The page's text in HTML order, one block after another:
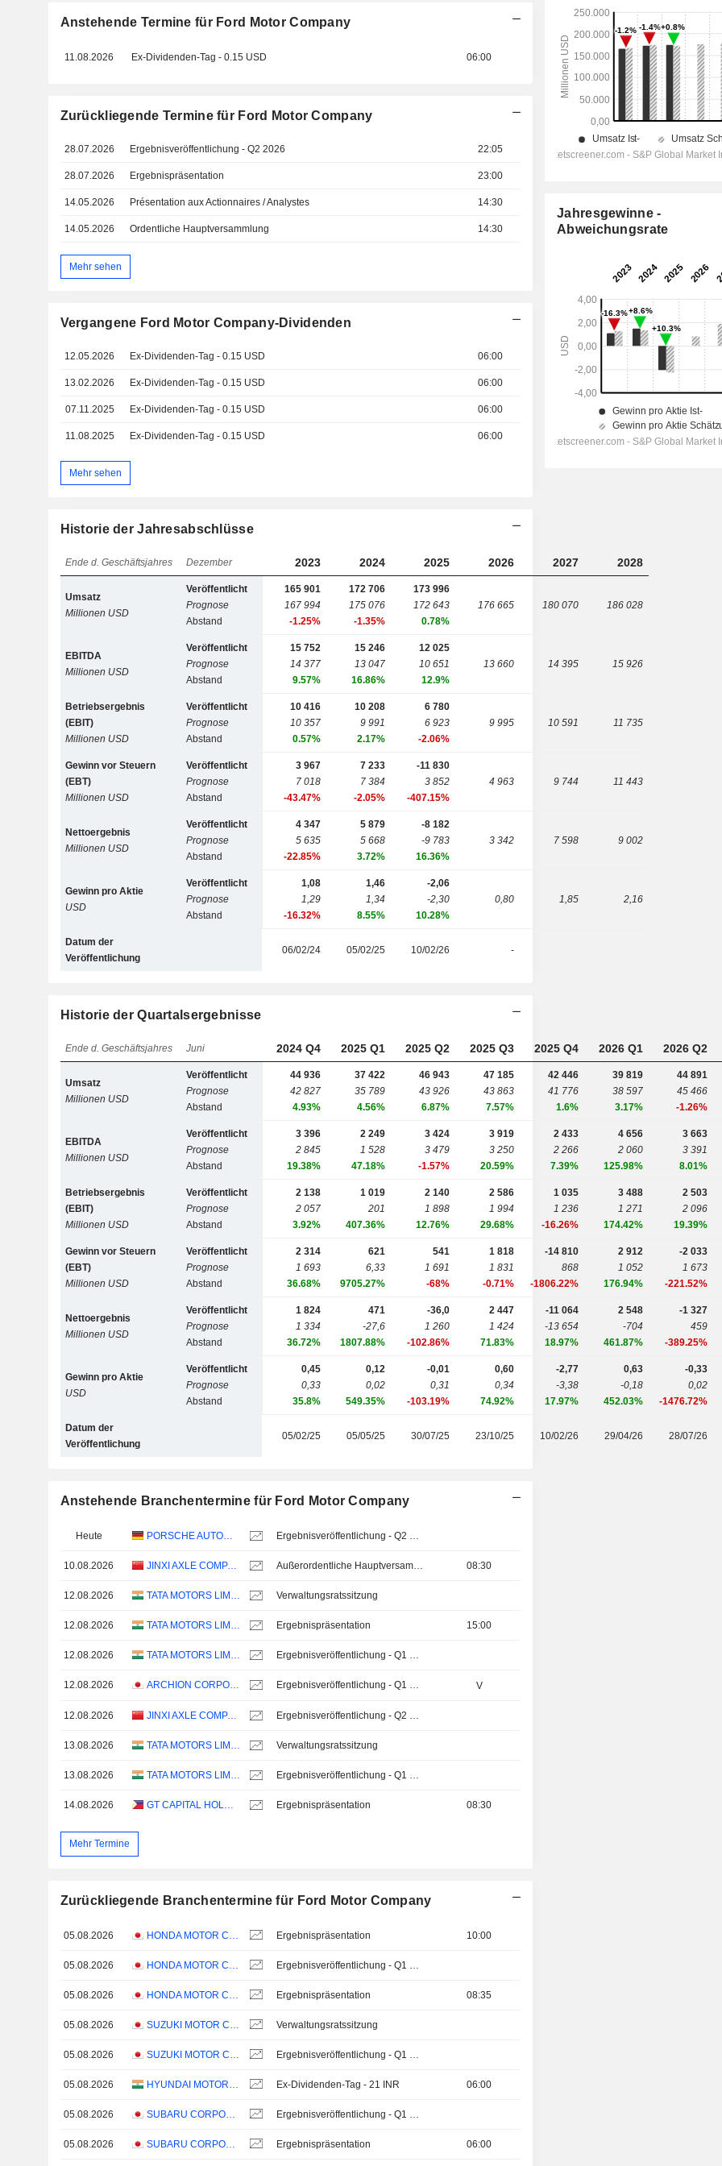
Anstehende Termine für Ford Motor Company
11.08.2026 Ex-Dividenden-Tag - 0.15 USD 06:00
Zurückliegende Termine für Ford Motor Company
28.07.2026 Ergebnisveröffentlichung - Q2 2026 22:05
28.07.2026 Ergebnispräsentation 23:00
14.05.2026 Présentation aux Actionnaires / Analystes 14:30
14.05.2026 Ordentliche Hauptversammlung 14:30
Mehr sehen
Vergangene Ford Motor Company-Dividenden
12.05.2026 Ex-Dividenden-Tag - 0.15 USD 06:00
13.02.2026 Ex-Dividenden-Tag - 0.15 USD 06:00
07.11.2025 Ex-Dividenden-Tag - 0.15 USD 06:00
11.08.2025 Ex-Dividenden-Tag - 0.15 USD 06:00
Mehr sehen
Historie der Jahresabschlüsse
Ende d. Geschäftsjahres Dezember 2023 2024 2025 2026 2027 2028
Umsatz
Millionen USD
Veröffentlicht
Prognose
Abstand
165 901
167 994
-1.25%
172 706
175 076
-1.35%
173 996
172 643
0.78%
176 665 180 070 186 028
EBITDA
Millionen USD
Veröffentlicht
Prognose
Abstand
15 752
14 377
9.57%
15 246
13 047
16.86%
12 025
10 651
12.9%
13 660 14 395 15 926
Betriebsergebnis
(EBIT)
Millionen USD
Veröffentlicht
Prognose
Abstand
10 416
10 357
0.57%
10 208
9 991
2.17%
6 780
6 923
-2.06%
9 995 10 591 11 735
Gewinn vor Steuern
(EBT)
Millionen USD
Veröffentlicht
Prognose
Abstand
3 967
7 018
-43.47%
7 233
7 384
-2.05%
-11 830
3 852
-407.15%
4 963 9 744 11 443
Nettoergebnis
Millionen USD
Veröffentlicht
Prognose
Abstand
4 347
5 635
-22.85%
5 879
5 668
3.72%
-8 182
-9 783
16.36%
3 342 7 598 9 002
Gewinn pro Aktie
USD
Veröffentlicht
Prognose
Abstand
1,08
1,29
-16.32%
1,46
1,34
8.55%
-2,06
-2,30
10.28%
0,80 1,85 2,16
Datum der
Veröffentlichung
06/02/24 05/02/25 10/02/26 -
Historie der Quartalsergebnisse
Ende d. Geschäftsjahres Juni 2024 Q4 2025 Q1 2025 Q2 2025 Q3 2025 Q4 2026 Q1 2026 Q2
Umsatz
Millionen USD
Veröffentlicht
Prognose
Abstand
44 936
42 827
4.93%
37 422
35 789
4.56%
46 943
43 926
6.87%
47 185
43 863
7.57%
42 446
41 776
1.6%
39 819
38 597
3.17%
44 891
45 466
-1.26%
EBITDA
Millionen USD
Veröffentlicht
Prognose
Abstand
3 396
2 845
19.38%
2 249
1 528
47.18%
3 424
3 479
-1.57%
3 919
3 250
20.59%
2 433
2 266
7.39%
4 656
2 060
125.98%
3 663
3 391
8.01%
Betriebsergebnis
(EBIT)
Millionen USD
Veröffentlicht
Prognose
Abstand
2 138
2 057
3.92%
1 019
201
407.36%
2 140
1 898
12.76%
2 586
1 994
29.68%
1 035
1 236
-16.26%
3 488
1 271
174.42%
2 503
2 096
19.39%
Gewinn vor Steuern
(EBT)
Millionen USD
Veröffentlicht
Prognose
Abstand
2 314
1 693
36.68%
621
6,33
9705.27%
541
1 691
-68%
1 818
1 831
-0.71%
-14 810
868
-1806.22%
2 912
1 052
176.94%
-2 033
1 673
-221.52%
Nettoergebnis
Millionen USD
Veröffentlicht
Prognose
Abstand
1 824
1 334
36.72%
471
-27,6
1807.88%
-36,0
1 260
-102.86%
2 447
1 424
71.83%
-11 064
-13 654
18.97%
2 548
-704
461.87%
-1 327
459
-389.25%
Gewinn pro Aktie
USD
Veröffentlicht
Prognose
Abstand
0,45
0,33
35.8%
0,12
0,02
549.35%
-0,01
0,31
-103.19%
0,60
0,34
74.92%
-2,77
-3,38
17.97%
0,63
-0,18
452.03%
-0,33
0,02
-1476.72%
Datum der
Veröffentlichung
05/02/25 05/05/25 30/07/25 23/10/25 10/02/26 29/04/26 28/07/26
Anstehende Branchentermine für Ford Motor Company
Heute PORSCHE AUTOMOBIL HOLDING SE Ergebnisveröffentlichung - Q2 2026
10.08.2026 JINXI AXLE COMPANY LIMITED Außerordentliche Hauptversammlung 08:30
12.08.2026 TATA MOTORS LIMITED Verwaltungsratssitzung
12.08.2026 TATA MOTORS LIMITED Ergebnispräsentation 15:00
12.08.2026 TATA MOTORS LIMITED Ergebnisveröffentlichung - Q1 2027
12.08.2026 ARCHION CORPORATION Ergebnisveröffentlichung - Q1 2027 V
12.08.2026 JINXI AXLE COMPANY LIMITED Ergebnisveröffentlichung - Q2 2026
13.08.2026 TATA MOTORS LIMITED Verwaltungsratssitzung
13.08.2026 TATA MOTORS LIMITED Ergebnisveröffentlichung - Q1 2027
14.08.2026 GT CAPITAL HOLDINGS, INC. Ergebnispräsentation 08:30
Mehr Termine
Zurückliegende Branchentermine für Ford Motor Company
05.08.2026 Ergebnispräsentation 10:00
05.08.2026
05.08.2026 Ergebnispräsentation 08:35
05.08.2026 Verwaltungsratssitzung
05.08.2026
05.08.2026 Ex-Dividenden-Tag - 21 INR 06:00
05.08.2026
05.08.2026 Ergebnispräsentation 06:00
Jahresgewinne -
Abweichungsrate